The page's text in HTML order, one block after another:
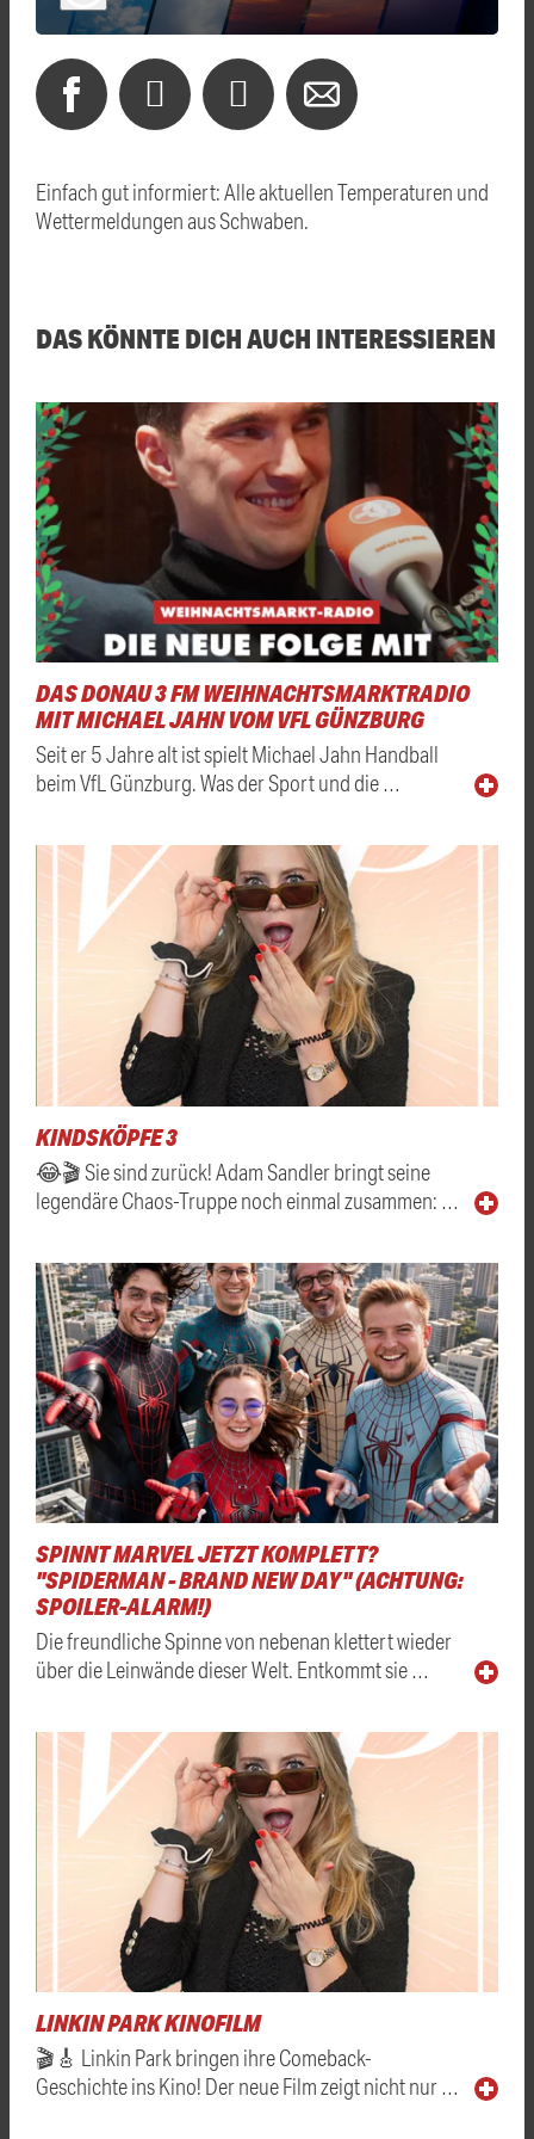
Einfach gut informiert: Alle aktuellen Temperaturen und
Wettermeldungen aus Schwaben.
DAS KÖNNTE DICH AUCH INTERESSIEREN
DAS DONAU 3 FM WEIHNACHTSMARKTRADIO
MIT MICHAEL JAHN VOM VFL GÜNZBURG
Seit er 5 Jahre alt ist spielt Michael Jahn Handball
beim VfL Günzburg. Was der Sport und die …
KINDSKÖPFE 3
😂🎬 Sie sind zurück! Adam Sandler bringt seine
legendäre Chaos-Truppe noch einmal zusammen: …
SPINNT MARVEL JETZT KOMPLETT?
"SPIDERMAN - BRAND NEW DAY" (ACHTUNG:
SPOILER-ALARM!)
Die freundliche Spinne von nebenan klettert wieder
über die Leinwände dieser Welt. Entkommt sie …
LINKIN PARK KINOFILM
🎬🎸 Linkin Park bringen ihre Comeback-
Geschichte ins Kino! Der neue Film zeigt nicht nur …